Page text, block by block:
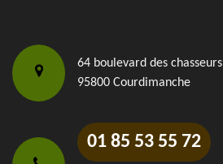
64 boulevard des chasseurs
95800 Courdimanche
01 85 53 55 72